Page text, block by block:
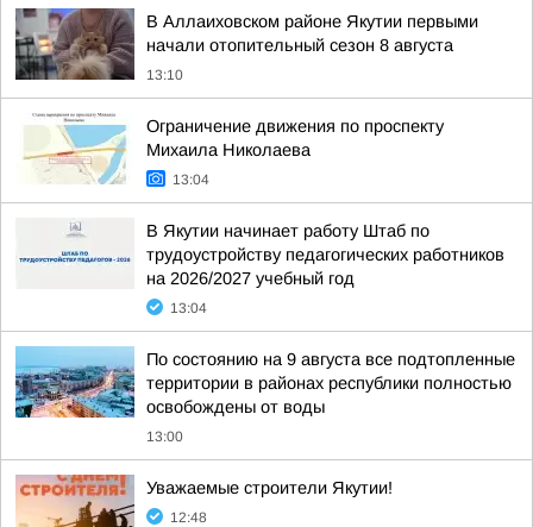
В Аллаиховском районе Якутии первыми
начали отопительный сезон 8 августа
13:10
Ограничение движения по проспекту
Михаила Николаева
13:04
В Якутии начинает работу Штаб по
трудоустройству педагогических работников
на 2026/2027 учебный год
13:04
По состоянию на 9 августа все подтопленные
территории в районах республики полностью
освобождены от воды
13:00
Уважаемые строители Якутии!
12:48